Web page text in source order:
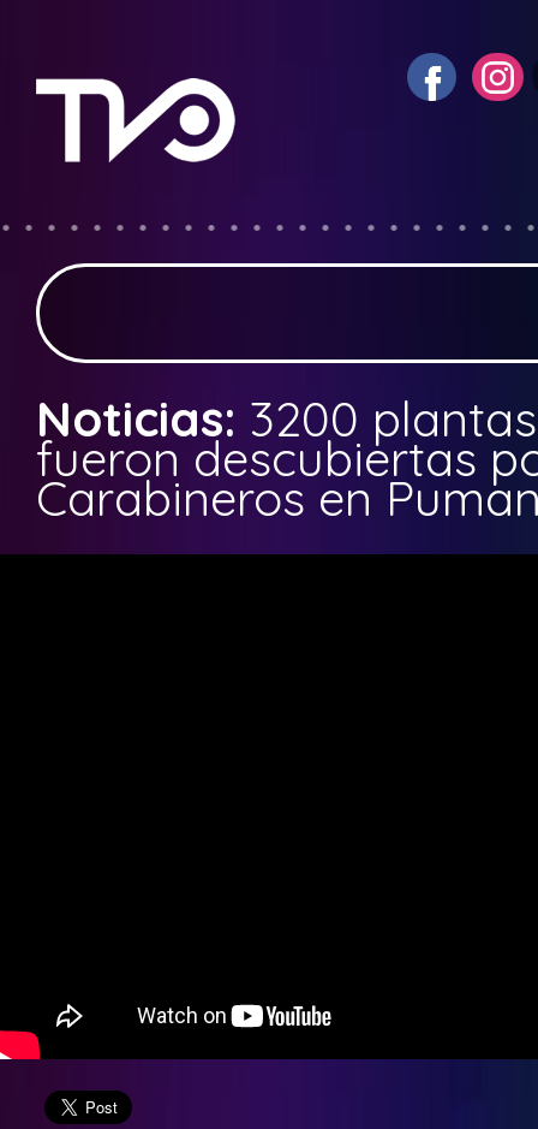
Noticias: 3200
fueron descubiertas
Carabineros en